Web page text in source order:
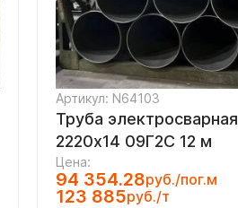
Артикул: N64103
Труба электросварная
2220х14 09Г2С 12 м
Цена:
94 354.28руб./пог.м
123 885руб./т